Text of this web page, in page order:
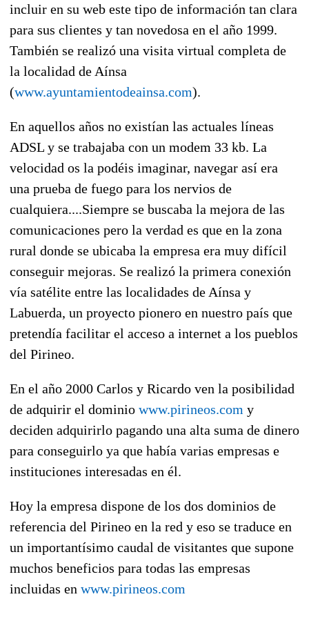
incluir en su web este tipo de información tan clara
para sus clientes y tan novedosa en el año 1999.
También se realizó una visita virtual completa de
la localidad de Aínsa
(www.ayuntamientodeainsa.com).
En aquellos años no existían las actuales líneas
ADSL y se trabajaba con un modem 33 kb. La
velocidad os la podéis imaginar, navegar así era
una prueba de fuego para los nervios de
cualquiera....Siempre se buscaba la mejora de las
comunicaciones pero la verdad es que en la zona
rural donde se ubicaba la empresa era muy difícil
conseguir mejoras. Se realizó la primera conexión
vía satélite entre las localidades de Aínsa y
Labuerda, un proyecto pionero en nuestro país que
pretendía facilitar el acceso a internet a los pueblos
del Pirineo.
En el año 2000 Carlos y Ricardo ven la posibilidad
de adquirir el dominio www.pirineos.com y
deciden adquirirlo pagando una alta suma de dinero
para conseguirlo ya que había varias empresas e
instituciones interesadas en él.
Hoy la empresa dispone de los dos dominios de
referencia del Pirineo en la red y eso se traduce en
un importantísimo caudal de visitantes que supone
muchos beneficios para todas las empresas
incluidas en www.pirineos.com